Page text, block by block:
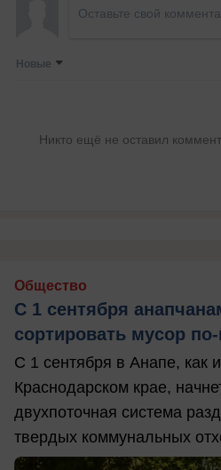
Новые
Никто ещё не оставил
Общество
С 1 сентября
сортировать мусор
С 1 сентября в Анапе, как
Краснодарском крае,
двухпоточная система
твердых коммунальных